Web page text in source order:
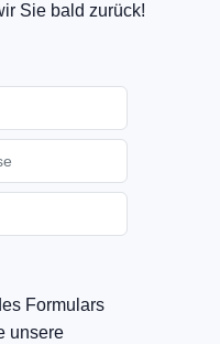
Sie bald zurück!
Formulars
unsere